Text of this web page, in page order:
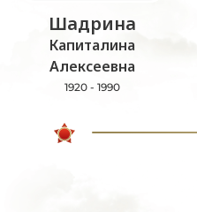
Шадрина
Капиталина
Алексеевна
1920 - 1990